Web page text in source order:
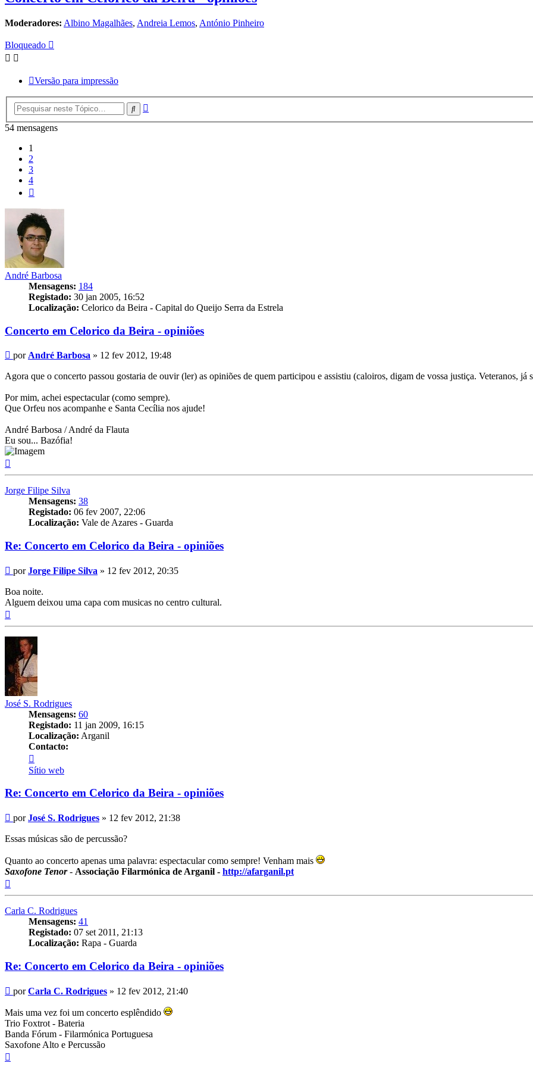
Moderadores: Albino Magalhães, Andreia Lemos, António Pinheiro
Bloqueado
Versão para impressão
Pesquisar
54 mensagens
1
2
3
4
André Barbosa
Mensagens: 184
Registado: 30 jan 2005, 16:52
Localização: Celorico da Beira - Capital do Queijo Serra da Estrela
Concerto em Celorico da Beira - opiniões
Mensagem
por André Barbosa » 12 fev 2012, 19:48
Agora que o concerto passou gostaria de ouvir (ler) as opiniões de quem participou e assistiu (caloiros, digam de vossa justiça. Veteranos, já
Por mim, achei espectacular (como sempre).
Que Orfeu nos acompanhe e Santa Cecília nos ajude!
André Barbosa / André da Flauta
Eu sou... Bazófia!
Jorge Filipe Silva
Mensagens: 38
Registado: 06 fev 2007, 22:06
Localização: Vale de Azares - Guarda
Re: Concerto em Celorico da Beira - opiniões
Mensagem
porJorge Filipe Silva » 12 fev 2012, 20:35
Boa noite.
Alguem deixou uma capa com musicas no centro cultural.
José S. Rodrigues
Mensagens: 60
Registado: 11 jan 2009, 16:15
Localização: Arganil
Contacto:
José
S.
Rodrigues
Sítio web
Re: Concerto em Celorico da Beira - opiniões
Mensagem
porJosé S. Rodrigues » 12 fev 2012, 21:38
Essas músicas são de percussão?
Quanto ao concerto apenas uma palavra: espectacular como sempre! Venham mais
Saxofone Tenor- Associação Filarmónica de Arganil - http://afarganil.pt
Carla C. Rodrigues
Mensagens: 41
Registado: 07 set 2011, 21:13
Localização: Rapa - Guarda
Re: Concerto em Celorico da Beira - opiniões
Mensagem
porCarla C. Rodrigues » 12 fev 2012, 21:40
Mais uma vez foi um concerto esplêndido
Trio Foxtrot - Bateria
Banda Fórum - Filarmónica Portuguesa
Saxofone Alto e Percussão